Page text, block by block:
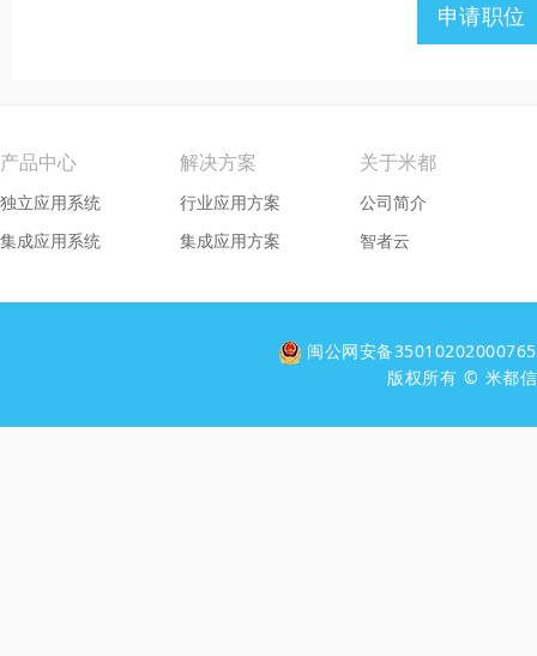
申请职位
产品中心
独立应用系统
集成应用系统
解决方案
行业应用方案
集成应用方案
关于米都
公司简介
智者云
闽公网安备
版权所有 © 米都